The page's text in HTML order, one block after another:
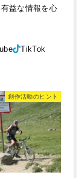
益な情報を心
創作活動のヒント